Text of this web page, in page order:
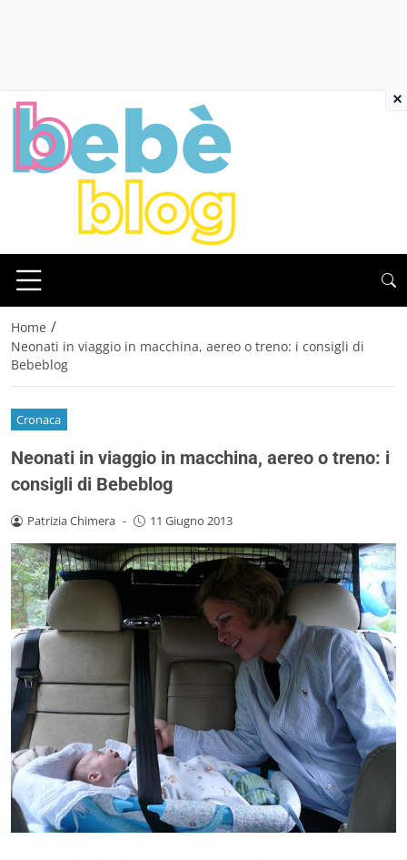
Home /
Neonati in viaggio in macchina, aereo o treno: i consigli di
Bebeblog
Cronaca
Neonati in viaggio in macchina, aereo o treno: i
consigli di Bebeblog
Patrizia Chimera - 11 Giugno 2013
×